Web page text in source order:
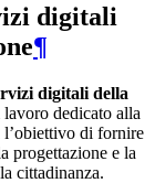
digitali
¶
digitali della
dedicato alla
di fornire
progettazione e la
cittadinanza.